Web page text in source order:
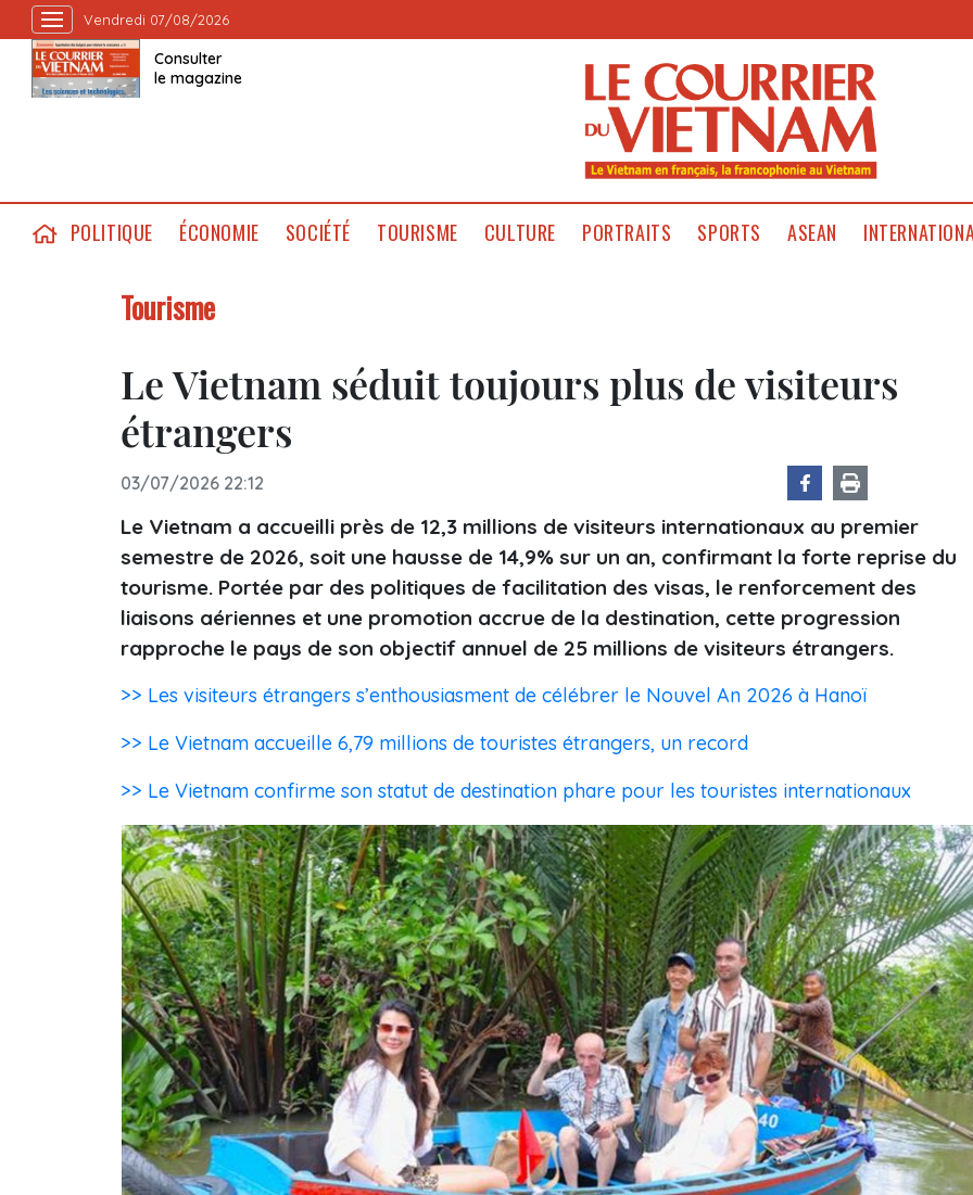
Vendredi 07/08/2026
Consulter
le magazine
POLITIQUE ÉCONOMIE SOCIÉTÉ TOURISME CULTURE PORTRAITS SPORTS ASEAN
Tourisme
Le Vietnam séduit toujours plus de visiteurs
étrangers
03/07/2026 22:12
Le Vietnam a accueilli près de 12,3 millions de visiteurs internationaux au premier
semestre de 2026, soit une hausse de 14,9% sur un an, confirmant la forte reprise du
tourisme. Portée par des politiques de facilitation des visas, le renforcement des
liaisons aériennes et une promotion accrue de la destination, cette progression
rapproche le pays de son objectif annuel de 25 millions de visiteurs étrangers.
>> Les visiteurs étrangers s’enthousiasment de célébrer le Nouvel An 2026 à Hanoï
>> Le Vietnam accueille 6,79 millions de touristes étrangers, un record
>> Le Vietnam confirme son statut de destination phare pour les touristes internationaux